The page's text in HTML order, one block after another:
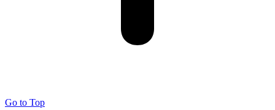
Go to Top